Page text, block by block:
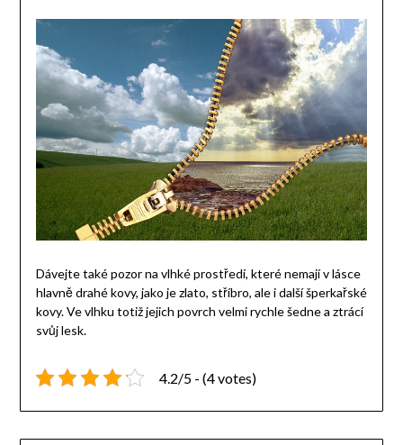
Dávejte také pozor na vlhké prostředí, které nemají v lásce
hlavně drahé kovy, jako je zlato, stříbro, ale i další šperkařské
kovy. Ve vlhku totiž jejich povrch velmi rychle šedne a ztrácí
svůj lesk.
4.2/5 - (4 votes)